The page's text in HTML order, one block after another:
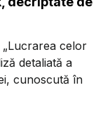
„Lucrarea celor
detaliată a
cunoscută în